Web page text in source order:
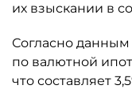
их взыскании в
Согласно
по валютной
что составляет